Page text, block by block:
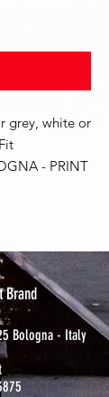
grey, white or
- PRINT
Brand
Bologna - Italy